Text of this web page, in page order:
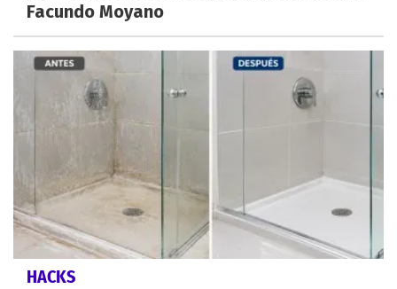
Facundo Moyano
HACKS